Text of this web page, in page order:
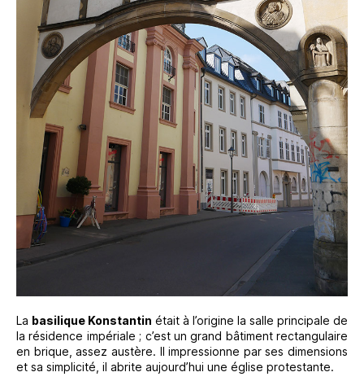
La basilique Konstantin était à l’origine la salle principale de
la résidence impériale ; c’est un grand bâtiment rectangulaire
en brique, assez austère. Il impressionne par ses dimensions
et sa simplicité, il abrite aujourd’hui une église protestante.